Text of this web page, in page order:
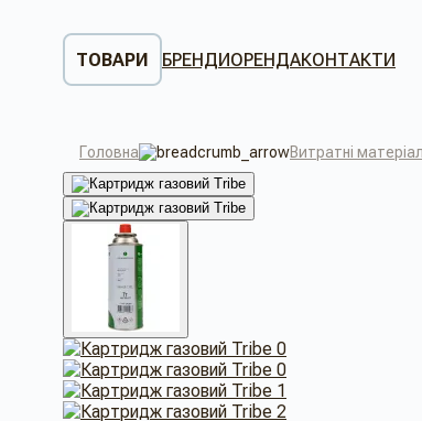
ТОВАРИ БРЕНДИОРЕНДАКОНТАКТИ
Головна Витратні